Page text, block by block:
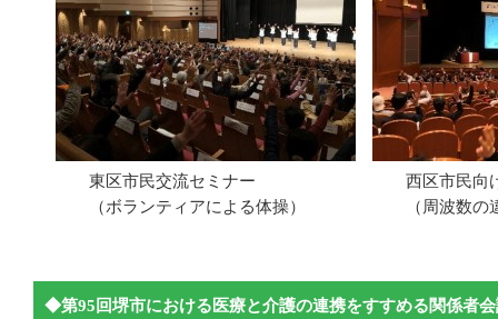
東区市民交流セミナー 西区市民向け地
（ボランティアによる体操） （周波数の違
◆第95回堺市における医療と介護の連携をすすめる関係者